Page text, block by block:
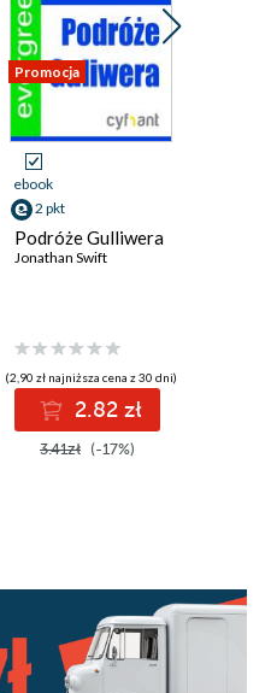
Promocja
ebook
2 pkt
Podróże Gulliwera
Jonathan Swift
(2,90 zł najniższa cena z 30 dni)
2.82 zł
3.41zł (-17%)